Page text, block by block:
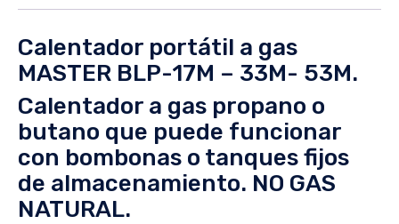
Calentador portátil a gas
MASTER BLP-17M – 33M- 53M.
Calentador a gas propano o
butano que puede funcionar
con bombonas o tanques fijos
de almacenamiento. NO GAS
NATURAL.